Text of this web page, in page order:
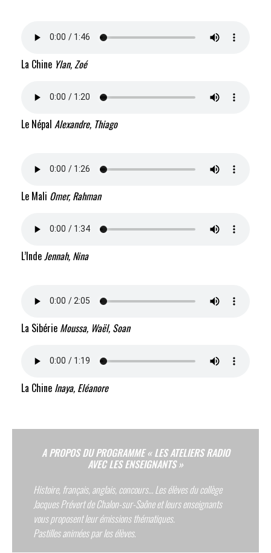
La Chine Ylan, Zoé
Le Népal Alexandre, Thiago
Le Mali Omer, Rahman
L’IndeJennah, Nina
La Sibérie Moussa, Waël, Soan
La Chine Inaya, Eléanore
A PROPOS DU PROGRAMME « LES ATELIERS RADIO
AVEC LES ENSEIGNANTS »
Histoire, français, anglais, concours… Les élèves du collège
Jacques Prévert de Chalon-sur-Saône et leurs enseignants
vous proposent leur émissions thématiques.
Pastilles animées par les élèves.